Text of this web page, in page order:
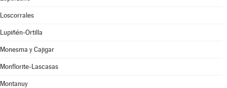
Loscorrales
Lupiñén-Ortilla
Monesma y Cajigar
Monflorite-Lascasas
Montanuy